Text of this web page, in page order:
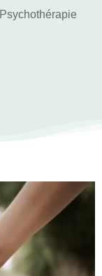
Psychothérapie